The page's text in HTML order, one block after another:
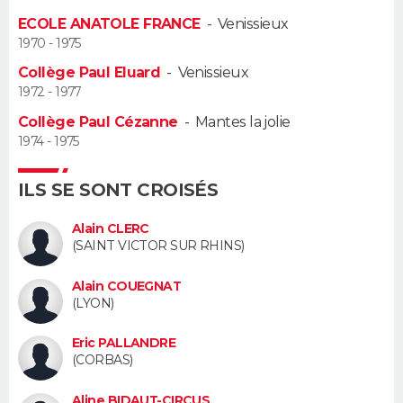
Alimentation
Guide de la santé
Maladies
Médicaments
Sommeil
VOYAGE
Destinations
City break
Voyage nature
Voyage de noces
Forum
Climat
+
PHOTO
GUIDES D'ACHAT
BONS PLANS
Carte de Noël
Carte Bonne année
Carte Saint-Valentin
Carte Pâques
Carte d'anniversaire
DICTIONNAIRE
Dictionnaire
Biographies
Citations
Expressions
Proverbes
PROGRAMME TV
COPAINS D'AVANT
S'inscrire
Se connecter
Lycées
Collèges
Primaires
Universités
Entreprises
Service militaire
Avis de recherche
AVIS DE DÉCÈS
ECOLE ANATOLE FRANCE-Venissieux
1970 - 1975
Collège Paul Eluard - Venissieux
1972 - 1977
Collège Paul Cézanne - Mantes la jolie
1974 - 1975
ILS SE SONT CROISÉS
Alain CLERC
(SAINT VICTOR SUR RHINS)
Alain COUEGNAT
(LYON)
Eric PALLANDRE
(CORBAS)